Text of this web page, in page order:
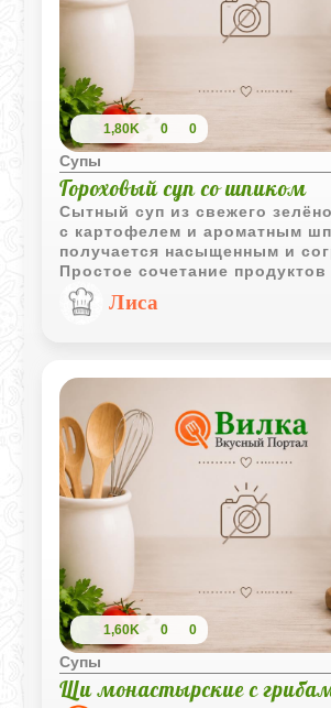
1,80K 0 0
Супы
Гороховый суп со шпиком
Сытный суп из свежего
с картофелем и ароматным
получается насыщенным и
Простое сочетание продуктов
выразительный вкус без
кулинарных приёмов.
Лиса
1,60K 0 0
Супы
Щи монастырские с